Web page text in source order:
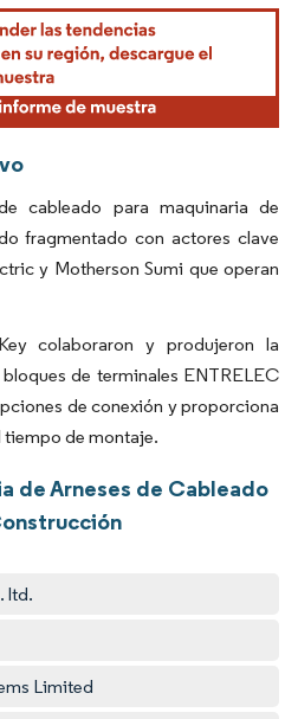
requiere atribución según CC BY 4.0.
cableado para maquinaria de
fragmentado con actores clave
y Motherson Sumi que operan
colaboraron y produjeron la
de terminales ENTRELEC
de conexión y proporciona
tiempo de montaje.
de Arneses de Cableado
ltd.
Limited